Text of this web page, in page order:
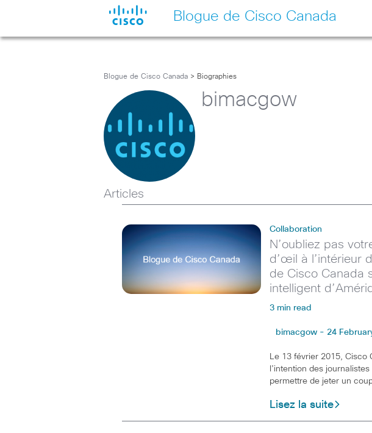
Blogue de Cisco Canada
Blogue de Cisco Canada > Biographies
bimacgow
Articles
Collaboration
N’oubliez pas
d’œil à l’intérieur
de Cisco Canada
intelligent
3 min read
bimacgow - 24
Le 13 février 2015, Cisco
l’intention des
permettre de jeter un
Lisez la suite